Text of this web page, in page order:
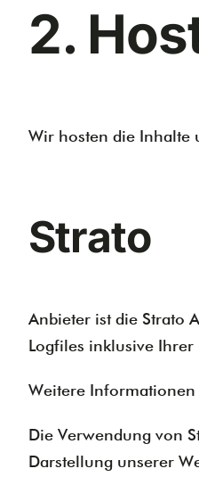
2.
Wir hosten die Inhalte
Strato
Anbieter ist die Strato
Logfiles inklusive Ihrer
Weitere Informationen
Die Verwendung von
Darstellung unserer